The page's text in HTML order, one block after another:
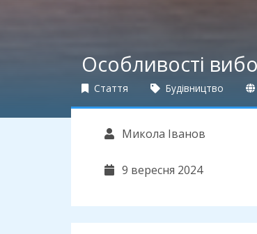
Особливості
Стаття Будівництво
Микола Іванов
9 вересня 2024